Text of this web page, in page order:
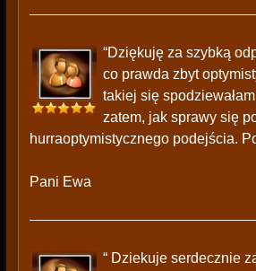
“Dziękuję za szybką
co prawda zbyt
takiej się
zatem, jak sprawy się
hurraoptymistycznego podejścia.
Pani Ewa
“ Dziekuje serdecznie